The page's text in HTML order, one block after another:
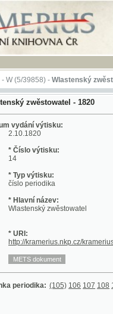
39858) -Wlastenský zwěstowatel
zwěstowatel - 1820
výtisku:
Číslo výtisku:
Typ výtisku:
Hlavní název:
zwěstowatel
(105) 106 107